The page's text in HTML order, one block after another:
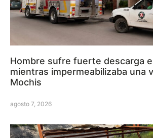
Hombre sufre fuerte descarga
mientras impermeabilizaba una
Mochis
agosto 7, 2026